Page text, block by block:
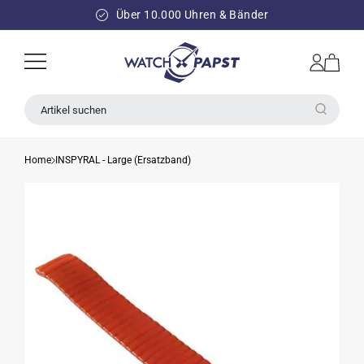
INHALT
Über 10.000 Uhren & Bänder
Einloggen
Warenkorb
Artikel suchen
Home INSPYRAL - Large (Ersatzband)